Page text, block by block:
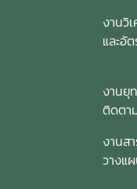
งานวิ
และอั
งานยุ
ติดตา
งานส
วางแ